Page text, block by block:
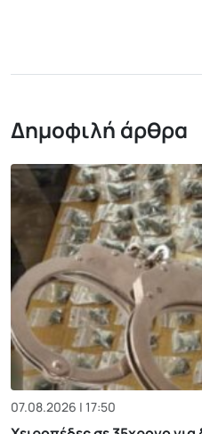
Δημοφιλή άρθρα
07.08.2026 | 17:50